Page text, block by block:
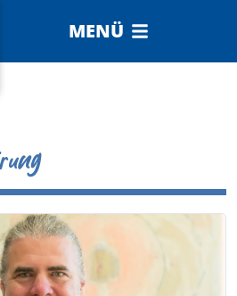
MENÜ